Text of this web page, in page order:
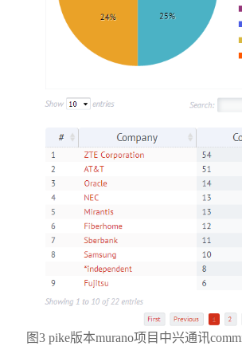
图3 pike版本murano项目中兴通讯